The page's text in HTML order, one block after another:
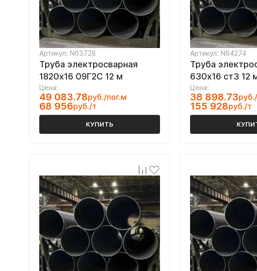
Артикул: N63728
Труба электросварная
1820х16 09Г2С 12 м
Цена:
49 083.78руб./пог.м
68 956руб./т
КУПИТЬ
Артикул: N64274
Труба
630х16 ст3 12
Цена:
38 898.73
155 928руб./т